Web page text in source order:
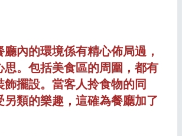
廳內的環境係有精心佈局過，
思。包括美食區的周圍，都有
飾擺設。當客人拎食物的同
另類的樂趣，這確為餐廳加了